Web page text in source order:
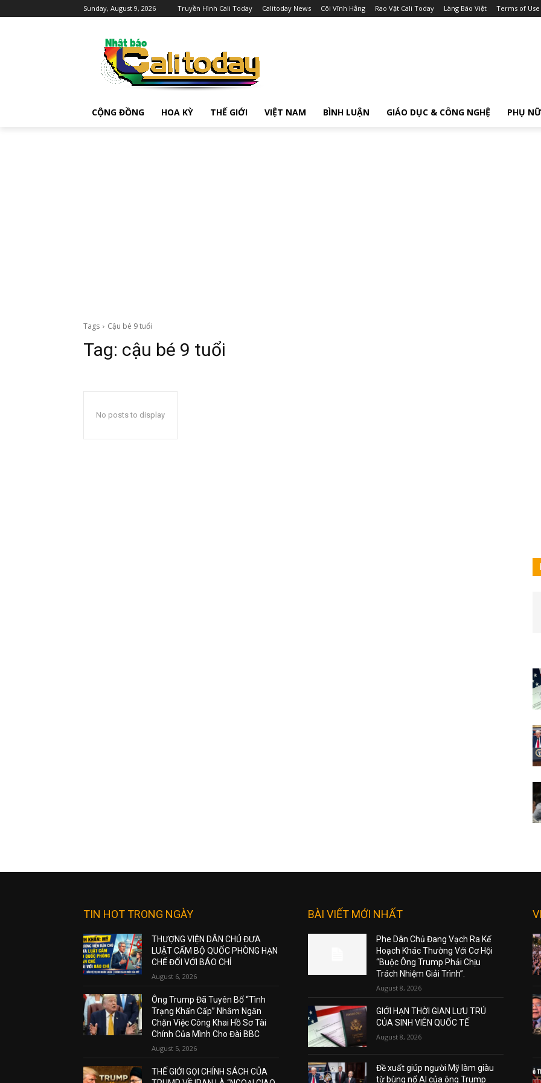
Sunday, August 9, 2026 Truyền Hình Cali Today Calitoday News Cõi Vĩnh Hằng Rao Vặt Cali Today Làng Báo Việt Terms of Use
CỘNG ĐỒNG HOA KỲ THẾ GIỚI VIỆT NAM BÌNH LUẬN GIÁO DỤC & CÔNG NGHỆ PHỤ NỮ
Tags Cậu bé 9 tuổi
Tag: cậu bé 9 tuổi
No posts to display
TIN HOT TRONG NGÀY
THƯỢNG VIỆN DÂN CHỦ ĐƯA
LUẬT CẤM BỘ QUỐC PHÒNG HẠN
CHẾ ĐỐI VỚI BÁO CHÍ
August 6, 2026
Ông Trump Đã Tuyên Bố “Tình
Trạng Khẩn Cấp” Nhằm Ngăn
Chặn Việc Công Khai Hồ Sơ Tài
Chính Của Mình Cho Đài BBC
August 5, 2026
THẾ GIỚI GỌI CHÍNH SÁCH CỦA
BÀI VIẾT MỚI NHẤT
Phe Dân Chủ Đang Vạch Ra Kế
Hoạch Khác Thường Với Cơ Hội
“Buộc Ông Trump Phải Chịu
Trách Nhiệm Giải Trình”.
August 8, 2026
GIỚI HẠN THỜI GIAN LƯU TRÚ
CỦA SINH VIÊN QUỐC TẾ
August 8, 2026
Đề xuất giúp người Mỹ làm giàu
từ bùng nổ AI của ông Trump